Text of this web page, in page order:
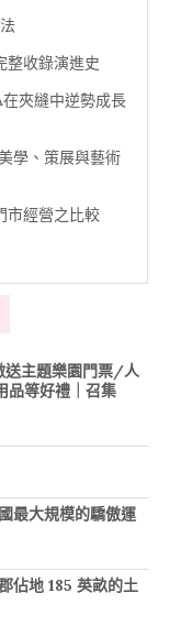
整收錄演進史
在夾縫中逆勢成長
學、策展與藝術
經營之比較
主題樂園門票/人
等好禮｜召集
最大規模的驕傲運
地 185 英畝的土